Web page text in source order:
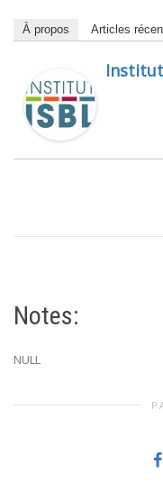
À propos Articles
Notes:
NULL